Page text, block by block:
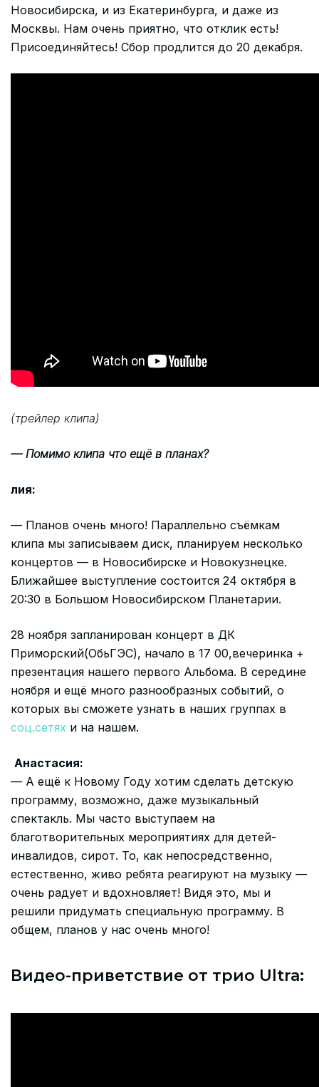
Новосибирска, и из Екатеринбурга, и даже из
Москвы. Нам очень приятно, что отклик есть!
Присоединяйтесь! Сбор продлится до 20 декабря.
(трейлер клипа)
— Помимо клипа что ещё в планах?
лия:
— Планов очень много! Параллельно съёмкам
клипа мы записываем диск, планируем несколько
концертов — в Новосибирске и Новокузнецке.
Ближайшее выступление состоится 24 октября в
20:30 в Большом Новосибирском Планетарии.
28 ноября запланирован концерт в ДК
Приморский(ОбьГЭС), начало в 17 00,вечеринка +
презентация нашего первого Альбома. В середине
ноября и ещё много разнообразных событий, о
которых вы сможете узнать в наших группах в
соц.сетях и на нашем.
Анастасия:
— А ещё к Новому Году хотим сделать детскую
программу, возможно, даже музыкальный
спектакль. Мы часто выступаем на
благотворительных мероприятиях для детей-
инвалидов, сирот. То, как непосредственно,
естественно, живо ребята реагируют на музыку —
очень радует и вдохновляет! Видя это, мы и
решили придумать специальную программу. В
общем, планов у нас очень много!
Видео-приветствие от трио Ultra: